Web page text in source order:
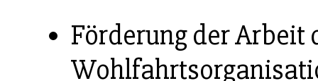
Förderung der Arbeit